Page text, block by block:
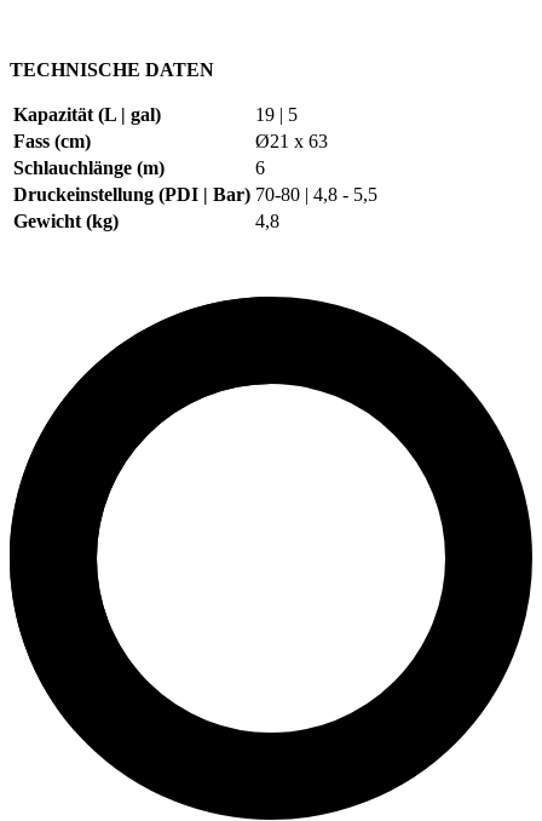
TECHNISCHE DATEN
Kapazität (L | gal)
19 | 5
Fass (cm)
Ø21 x 63
Schlauchlänge (m)
6
Druckeinstellung (PDI | Bar) 70-80 | 4,8 - 5,5
Gewicht (kg)
4,8